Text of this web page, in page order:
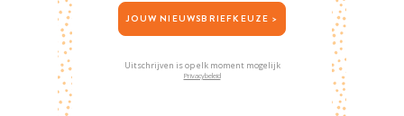
JOUW NIEUWSBRIEFKEUZE >
Uitschrijven is op elk moment mogelijk
Privacybeleid